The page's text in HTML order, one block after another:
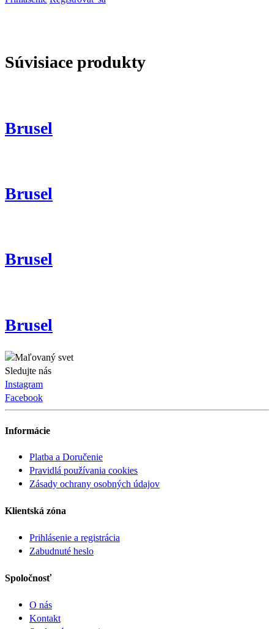
Súvisiace produkty
Brusel
Brusel
Brusel
Brusel
Sledujte nás
Instagram
Facebook
Informácie
Platba a Doručenie
Pravidlá používania cookies
Zásady ochrany osobných údajov
Klientská zóna
Prihlásenie a registrácia
Zabudnuté heslo
Spoločnosť
O nás
Kontakt